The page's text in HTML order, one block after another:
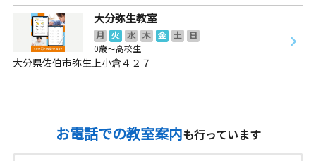
大分弥生教室
月 火 水 木 金 土
日
0歳～高校生
大分県佐伯市弥生上小倉４２７
お電話での教室案内も行っています